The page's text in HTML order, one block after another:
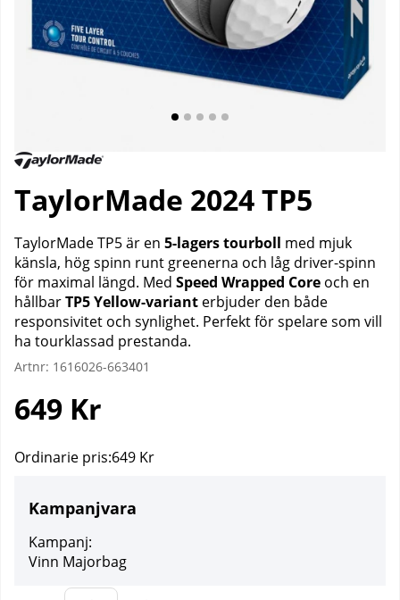
TaylorMade 2024 TP5
TaylorMade TP5 är en 5-lagers tourboll med mjuk
känsla, hög spinn runt greenerna och låg driver-spinn
för maximal längd. Med Speed Wrapped Core och en
hållbarTP5 Yellow-variant erbjuder den både
responsivitet och synlighet. Perfekt för spelare som vill
ha tourklassad prestanda.
Artnr: 1616026-663401
649 Kr
Ordinarie pris:649 Kr
Kampanjvara
Kampanj:
Vinn Majorbag